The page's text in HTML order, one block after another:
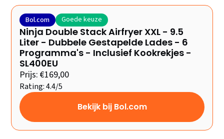
Bol.com Goede keuze
Ninja Double Stack Airfryer XXL - 9.5
Liter - Dubbele Gestapelde Lades - 6
Programma's - Inclusief Kookrekjes -
SL400EU
Prijs: €169,00
Rating: 4.4/5
Bekijk bij Bol.com